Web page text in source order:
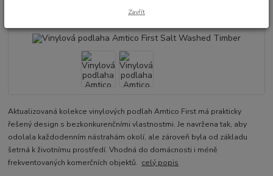
Aktualizovaná kolekce vinylových podlah Amtico First má prakticky
řešený design s bezkonkurenčními vlastnostmi. Je navržena tak, aby
odolala každodenním nástrahám okolí, ale zároveň byla od základu
šetrná k životnímu prostředí. Vhodná do domácnosti i méně
frekventovaných komerčních objektů. celý popis
Zavřít